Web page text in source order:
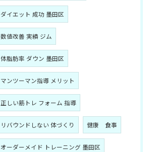
ダイエット 成功 墨田区
数値改善 実績 ジム
体脂肪率 ダウン 墨田区
マンツーマン指導 メリット
正しい筋トレ フォーム 指導
リバウンドしない 体づくり 健康 食事
オーダーメイド トレーニング 墨田区